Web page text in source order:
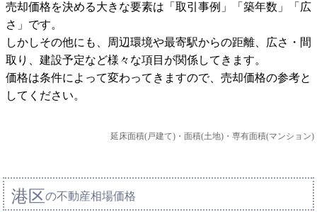
売却価格を決める大きな要素は「取引事例」「築年数」「広
さ」です。
しかしその他にも、周辺環境や最寄駅からの距離、広さ・間
取り、建設予定など様々な項目が関係してきます。
価格は条件によって変わってきますので、売却価格の参考と
してください。
延床面積(戸建て)・面積(土地)・専有面積(マンション)
港区の不動産相場価格